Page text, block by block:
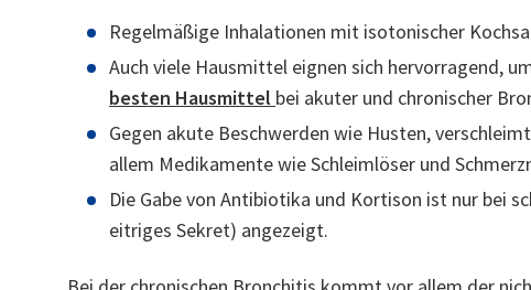
Regelmäßige Inhalationen mit isotonischer
Auch viele Hausmittel eignen sich hervorragend,
besten Hausmittel bei akuter und chronischer
Gegen akute Beschwerden wie Husten,
allem Medikamente wie Schleimlöser und
Die Gabe von Antibiotika und Kortison ist nur bei
eitriges Sekret) angezeigt.